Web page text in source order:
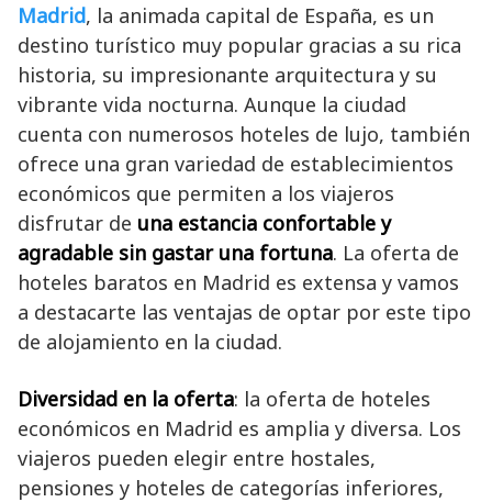
Madrid, la animada capital de España, es un
destino turístico muy popular gracias a su rica
historia, su impresionante arquitectura y su
vibrante vida nocturna. Aunque la ciudad
cuenta con numerosos hoteles de lujo, también
ofrece una gran variedad de establecimientos
económicos que permiten a los viajeros
disfrutar de una estancia confortable y
agradable sin gastar una fortuna. La oferta de
hoteles baratos en Madrid es extensa y vamos
a destacarte las ventajas de optar por este tipo
de alojamiento en la ciudad.
Diversidad en la oferta: la oferta de hoteles
económicos en Madrid es amplia y diversa. Los
viajeros pueden elegir entre hostales,
pensiones y hoteles de categorías inferiores,